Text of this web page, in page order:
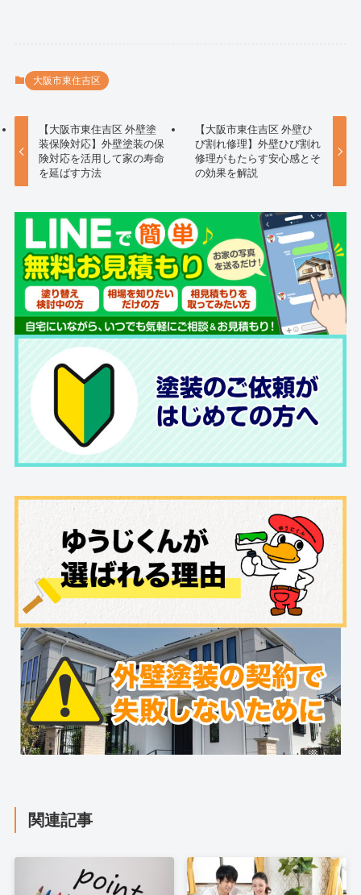
大阪市東住吉区
【大阪市東住吉区 外壁塗
装保険対応】外壁塗装の保
険対応を活用して家の寿命
を延ばす方法
【大阪市東住吉区 外壁ひ
び割れ修理】外壁ひび割れ
修理がもたらす安心感とそ
の効果を解説
関連記事